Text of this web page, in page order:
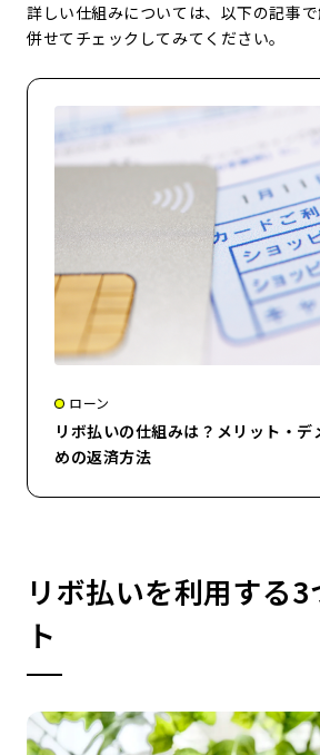
詳しい仕組みについては、以下の記事
併せてチェックしてみてください。
ローン
リボ払いの仕組みは？メリット・
めの返済方法
リボ払いを利用する3
ト